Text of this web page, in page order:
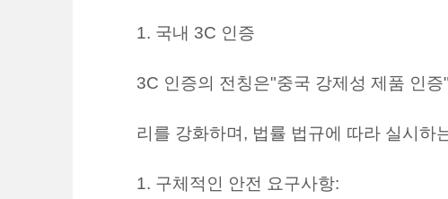
1. 국내 3C 인증
3C 인증의 전칭은"중국 강제성 제품 인
리를 강화하며, 법률 법규에 따라 실시하
1. 구체적인 안전 요구사항: